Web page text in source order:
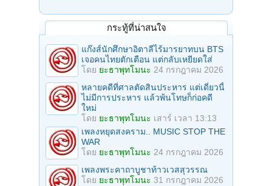
กระทู้ที่น่าสนใจ
แก๊งส์นักศึกษาอิตาลีไร้มารยาทบน BTS
เจอคนไทยตักเตือน แต่กลับเหยียดใส่
โดย ยะธาพุทโมนะ 24 กรกฎาคม 2026
หลายคดีที่ศาลตัดสินประหาร แต่เดี๋ยวนี้
ไม่มีการประหาร แล้วพ้นโทษก็ก่อคดี
ใหม่
โดย ยะธาพุทโมนะ เสาร์ เวลา 13:13
เพลงหยุดสงคราม.. MUSIC STOP THE
WAR
โดย ยะธาพุทโมนะ 24 กรกฎาคม 2026
เพลงพระคาถาบูชาท้าวเวสสุวรรณ
โดย ยะธาพุทโมนะ 31 กรกฎาคม 2026